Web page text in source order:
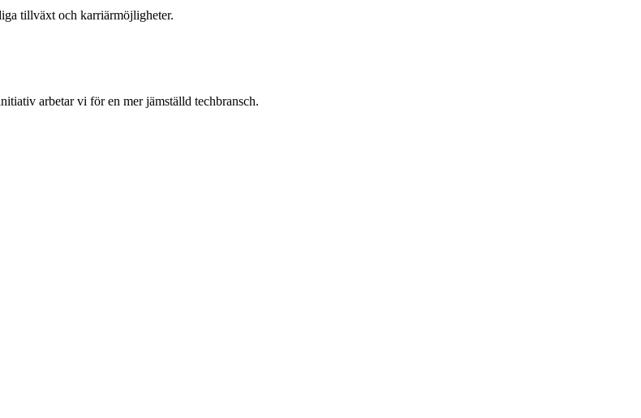
tillväxt och karriärmöjligheter.
arbetar vi för en mer jämställd techbransch.